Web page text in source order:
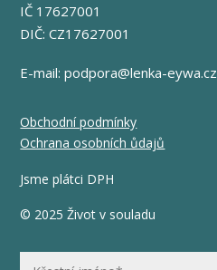
IČ 17627001
DIČ: CZ17627001
E-mail:podpora@lenka-eywa.cz
Obchodní podmínky
Ochrana osobních ůdajů
Jsme plátci DPH
© 2025 Život v souladu